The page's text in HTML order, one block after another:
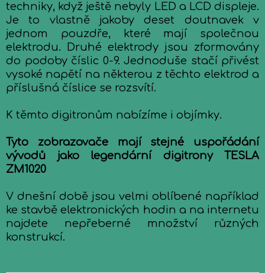
techniky, když ještě nebyly LED a LCD displeje.
Je to vlastně jakoby deset doutnavek v
jednom pouzdře, které mají společnou
elektrodu. Druhé elektrody jsou zformovány
do podoby číslic 0-9. Jednoduše stačí přivést
vysoké napětí na některou z těchto elektrod a
příslušná číslice se rozsvítí.
K těmto digitronům nabízíme i objímky.
Tyto zobrazovače mají stejné uspořádání
vývodů jako legendární digitrony TESLA
ZM1020
V dnešní době jsou velmi oblíbené například
ke stavbě elektronických hodin a na internetu
najdete nepřeberné množství různých
konstrukcí.